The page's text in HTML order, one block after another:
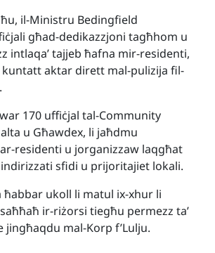
il-Ministru Bedingfield
għad-dedikazzjoni tagħhom u
intlaqa’ tajjeb ħafna mir-residenti,
kuntatt aktar dirett mal-pulizija fil-
170 uffiċjal tal-Community
u Għawdex, li jaħdmu
residenti u jorganizzaw laqgħat
sfidi u prijoritajiet lokali.
ħabbar ukoll li matul ix-xhur li
ir-riżorsi tiegħu permezz ta’
jingħaqdu mal-Korp f’Lulju.